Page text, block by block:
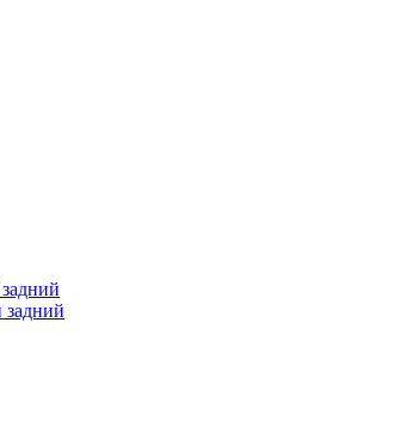
задний